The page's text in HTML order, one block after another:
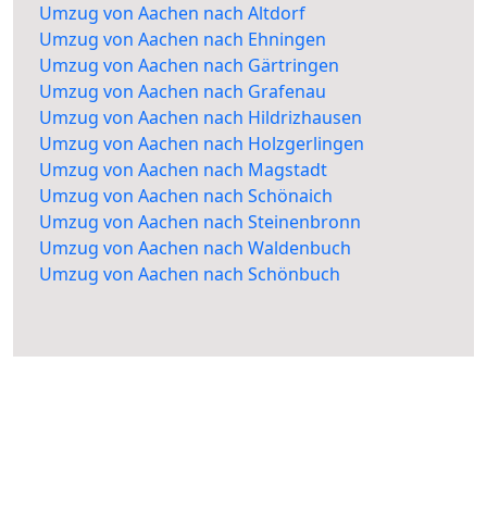
Umzug von Aachen nach Altdorf
Umzug von Aachen nach Ehningen
Umzug von Aachen nach Gärtringen
Umzug von Aachen nach Grafenau
Umzug von Aachen nach Hildrizhausen
Umzug von Aachen nach Holzgerlingen
Umzug von Aachen nach Magstadt
Umzug von Aachen nach Schönaich
Umzug von Aachen nach Steinenbronn
Umzug von Aachen nach Waldenbuch
Umzug von Aachen nach Schönbuch